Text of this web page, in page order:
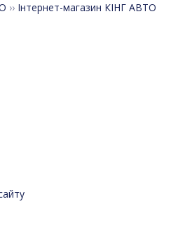
›› Інтернет-магазин КІНГ АВТО